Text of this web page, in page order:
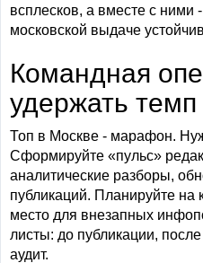
всплесков, а вместе с ними
московской выдаче
Командная
удержать
Топ в Москве - марафон.
Сформируйте «пульс»
аналитические разборы,
публикаций. Планируйте на
место для внезапных
листы: до публикации,
аудит.